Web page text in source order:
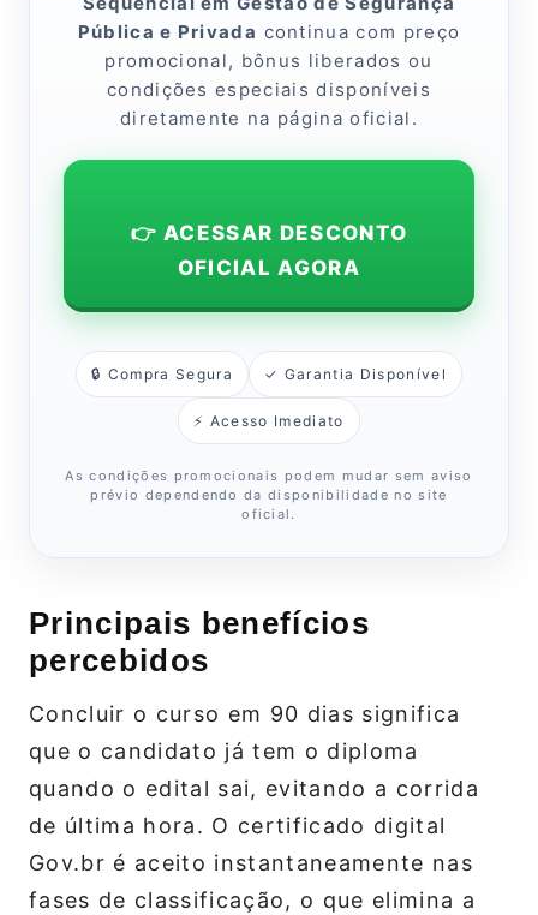
Pública e Privada continua com preço
promocional, bônus liberados ou
condições especiais disponíveis
diretamente na página oficial.
👉 ACESSAR DESCONTO
OFICIAL AGORA
🔒 Compra Segura ✓ Garantia Disponível
⚡ Acesso Imediato
As condições promocionais podem mudar sem aviso
prévio dependendo da disponibilidade no site
oficial.
Principais benefícios
percebidos
Concluir o curso em 90 dias significa
que o candidato já tem o diploma
quando o edital sai, evitando a corrida
de última hora. O certificado digital
Gov.br é aceito instantaneamente nas
fases de classificação, o que elimina a